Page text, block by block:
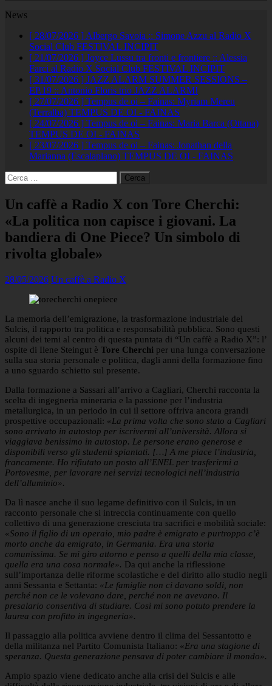
News
[ 28/07/2026 ] Albergo Savoia :: Simone Azzu al Radio X
Social Club FESTIVAL INCIPIT
[ 21/07/2026 ] Joyce Lussu tra fronti e frontiere :: Alessia
Farci al Radio X Social Club FESTIVAL INCIPIT
[ 31/07/2026 ] JAZZ ALARM SUMMER SESSIONS –
EP.19 :: Antonio Floris trio JAZZ ALARM!
[ 27/07/2026 ] Tempus de oi – Fainas: Myriam Mereu
(Terralba) TEMPUS DE OI - FAINAS
[ 24/07/2026 ] Tempus de oi – Fainas: Maria Barca (Ottana)
TEMPUS DE OI - FAINAS
[ 23/07/2026 ] Tempus de oi – Fainas: Jonathan della
Marianna (Escalaplano) TEMPUS DE OI - FAINAS
Ricerca
per:
Un caffè a Radio X con Tore Cherchi:
«La politica non capisce i giovani. La
bandiera di One Piece? Un simbolo di
rivolta globale»
28/05/2026 Un caffè a Radio X
La memoria dell’emigrazione, la trasformazione industriale del
Sulcis, il rapporto tra politica e responsabilità pubblica. Sono questi
alcuni dei temi al centro di questa puntata di “Un caffè a Radio X”: l’
ospite di Ilene Steingut è Tore Cherchi per una lunga conversazione
sulla sua storia personale e politica, dagli anni della formazione fino
a uno sguardo schietto sul presente.
Dalla formazione a Sassari all’arrivo a Cagliari, Cherchi racconta la
scelta di ingegneria mineraria e la passione per l’industria
metallurgica, in un periodo in cui il settore offriva ancora grandi
prospettive occupazionali: «La prima volta che sono stato a Cagliari
sono arrivato in autostop per iscrivermi all’università. Allora si
viaggiava benissimo in autostop. Le persone erano generose e
disponibili verso gli studenti spiantati. […] A me piace l’industria,
francamente. Ho rifiutato un posto all’ENEL per trasferirmi a
Portovesme, per lavorare nei servizi tecnologici nell’industria
dell’alluminio».
Da lì nasce anche il suo legame definitivo con il Sulcis, in un
racconto personale che si intreccia continuamente con quello
collettivo di una generazione cresciuta tra sacrifici e mobilità sociale:
«Sono il figlio di un operaio, mio padre è emigrato e purtroppo c’è
morto anche da emigrato, in Germania. Era una storia
comunissima. Se mi giro attorno e penso a quelli della mia classe,
quella era una cosa normale». Da qui anche la riflessione
sull’importanza delle riforme scolastiche e del diritto allo studio negli
anni Sessanta e Settanta: «Le famiglie non ci davano soldi, non
perché non ce le volevano dare, perché non ne avevano. Il
presalario consentiva di studiare. Così mi sono potuto prendere la
laurea con profitto in ingegneria».
Il passaggio alla politica avviene dentro il clima del Sessantotto e
della militanza nel Partito Comunista Italiano: «Era una stagione di
speranza. Questa generazione pensava di poter cambiare il mondo».
Ampio spazio viene dedicato anche alla crisi del Sulcis e alle